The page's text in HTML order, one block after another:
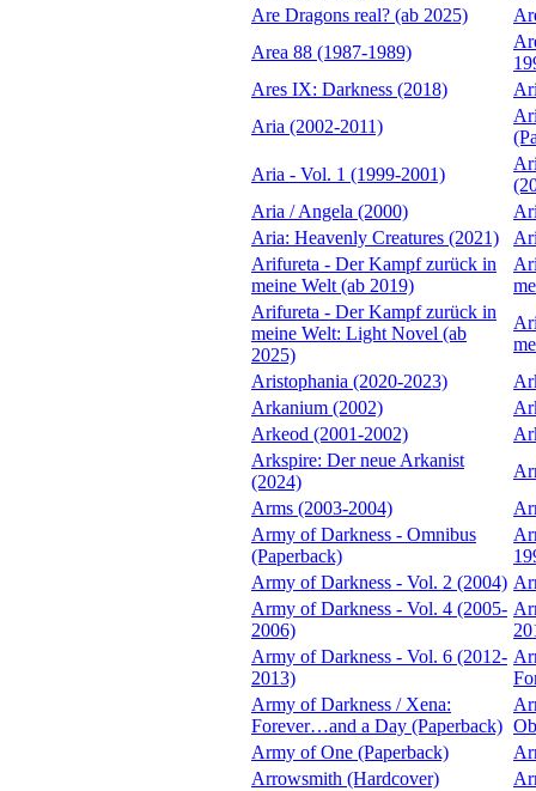
Are Dragons real? (ab 2025)
Area 88 (1987-1989)
Ares IX: Darkness (2018)
Aria (2002-2011)
Aria - Vol. 1 (1999-2001)
Aria / Angela (2000)
Aria: Heavenly Creatures (2021)
Arifureta - Der Kampf zurück in
meine Welt (ab 2019)
Arifureta - Der Kampf zurück in
meine Welt: Light Novel (ab
2025)
Aristophania (2020-2023)
Arkanium (2002)
Arkeod (2001-2002)
Arkspire: Der neue Arkanist
(2024)
Arms (2003-2004)
Army of Darkness - Omnibus
(Paperback)
Army of Darkness - Vol. 2 (2004)
Army of Darkness - Vol. 4 (2005-
2006)
Army of Darkness - Vol. 6 (2012-
2013)
Army of Darkness / Xena:
Forever…and a Day (Paperback)
Army of One (Paperback)
Arrowsmith (Hardcover)